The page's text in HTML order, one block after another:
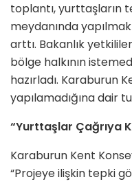
toplantı, yurttaşların
meydanında
arttı. Bakanlık
bölge halkının
hazırladı. Karaburun
yapılamadığına dair
“Yurttaşlar Çağrıya
Karaburun Kent
“Projeye ilişkin tepki